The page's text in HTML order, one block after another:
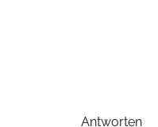
Antworten